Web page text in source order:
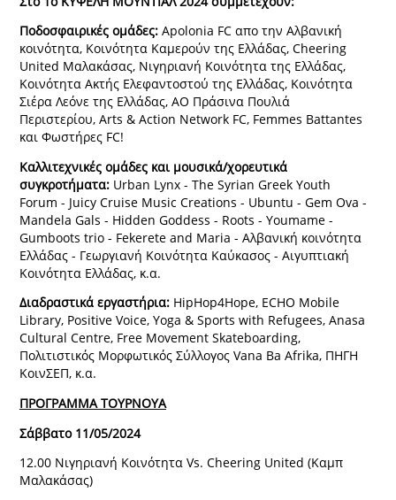
Ποδοσφαιρικές ομάδες:Apolonia FC απο την Αλβανική
κοινότητα, Κοινότητα Καμερούν της Ελλάδας, Cheering
United Μαλακάσας, Νιγηριανή Κοινότητα της Ελλάδας,
Κοινότητα Ακτής Ελεφαντοστού της Ελλάδας, Κοινότητα
Σιέρα Λεόνε της Ελλάδας, ΑΟ Πράσινα Πουλιά
Περιστερίου, Arts & Action Network FC, Femmes Battantes
και Φωστήρες FC!
Καλλιτεχνικές ομάδες και μουσικά/χορευτικά
συγκροτήματα:Urban Lynx - The Syrian Greek Youth
Forum - Juicy Cruise Music Creations - Ubuntu - Gem Ova -
Mandela Gals - Hidden Goddess - Roots - Youmame -
Gumboots trio - Fekerete and Maria - Αλβανική κοινότητα
Ελλάδας - Γεωργιανή Κοινότητα Καύκασος - Αιγυπτιακή
Κοινότητα Ελλάδας, κ.α.
Διαδραστικά εργαστήρια:HipHop4Hope, ECHO Mobile
Library, Positive Voice, Yoga & Sports with Refugees, Anasa
Cultural Centre, Free Movement Skateboarding,
Πολιτιστικός Μορφωτικός Σύλλογος Vana Ba Afrika, ΠΗΓΗ
ΚοινΣΕΠ, κ.α.
ΠΡΟΓΡΑΜΜΑ ΤΟΥΡΝΟΥΑ
Σάββατο 11/05/2024
12.00 Νιγηριανή Κοινότητα Vs. Cheering United (Καμπ
Μαλακάσας)